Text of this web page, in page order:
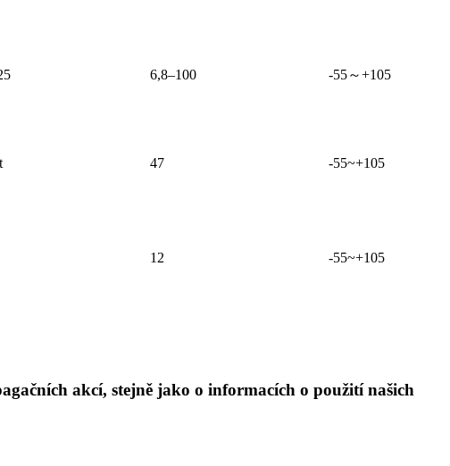
6,8–100 -55～+105
47 -55~+105
12 -55~+105
akcí, stejně jako o informacích o použití našich